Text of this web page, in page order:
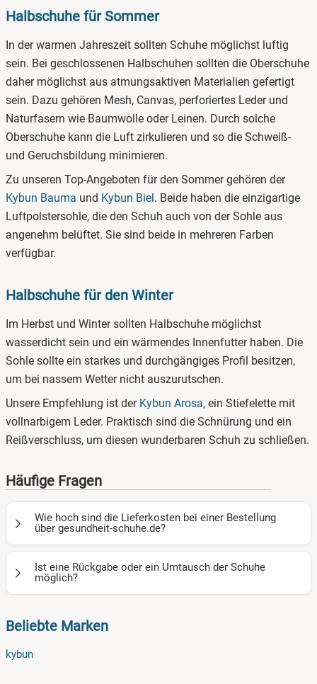
Halbschuhe für Sommer
In der warmen Jahreszeit sollten Schuhe möglichst luftig
sein. Bei geschlossenen Halbschuhen sollten die Oberschuhe
daher möglichst aus atmungsaktiven Materialien gefertigt
sein. Dazu gehören Mesh, Canvas, perforiertes Leder und
Naturfasern wie Baumwolle oder Leinen. Durch solche
Oberschuhe kann die Luft zirkulieren und so die Schweiß-
und Geruchsbildung minimieren.
Zu unseren Top-Angeboten für den Sommer gehören der
Kybun Bauma und Kybun Biel . Beide haben die einzigartige
Luftpolstersohle, die den Schuh auch von der Sohle aus
angenehm belüftet. Sie sind beide in mehreren Farben
verfügbar.
Halbschuhe für den Winter
Im Herbst und Winter sollten Halbschuhe möglichst
wasserdicht sein und ein wärmendes Innenfutter haben. Die
Sohle sollte ein starkes und durchgängiges Profil besitzen,
um bei nassem Wetter nicht auszurutschen.
Unsere Empfehlung ist der Kybun Arosa, ein Stiefelette mit
vollnarbigem Leder. Praktisch sind die Schnürung und ein
Reißverschluss, um diesen wunderbaren Schuh zu schließen.
Häufige Fragen
Wie hoch sind die Lieferkosten bei einer Bestellung
über gesundheit-schuhe.de?
Für die Kybun Schuhe aus unserem Sortiment berechnen
wir unseren Kundinnen und Kunden
einem Versand innerhalb Deutschlands.
Ist eine Rückgabe oder ein Umtausch der Schuhe
möglich?
nicht? Bei einer Bestellung über gesundheit-schuhe.de
sich bei einer Retour vorab bei uns, damit wir die Rückgabe
Beliebte Marken
kybun